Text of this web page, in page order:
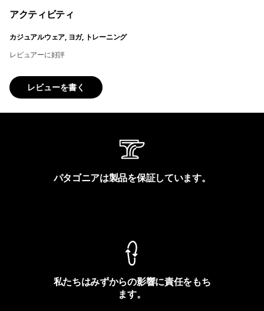
アクティビティ
カジュアルウェア, ヨガ, トレーニング
レビュアーに好評
レビューを書く
パタゴニアは製品を保証しています。
私たちはみずからの影響に責任をもち
ます。